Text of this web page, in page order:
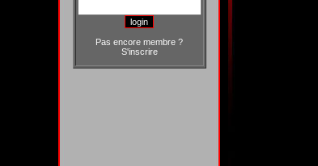
Pas encore membre ?
S'inscrire